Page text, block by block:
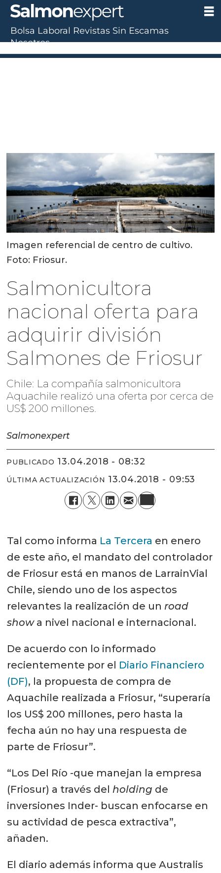
Imagen referencial de centro de cultivo.
Foto: Friosur.
Salmonicultora
nacional oferta para
adquirir división
Salmones de Friosur
Chile: La compañía salmonicultora
Aquachile realizó una oferta por cerca de
US$ 200 millones.
Salmonexpert
PUBLICADO 13.04.2018 - 08:32
ÚLTIMA ACTUALIZACIÓN 13.04.2018 - 09:53
Tal como informa La Tercera en enero
de este año, el mandato del controlador
de Friosur está en manos de LarrainVial
Chile, siendo uno de los aspectos
relevantes la realización de un road
showa nivel nacional e internacional.
De acuerdo con lo informado
recientemente por el Diario Financiero
(DF), la propuesta de compra de
Aquachile realizada a Friosur, “superaría
los US$ 200 millones, pero hasta la
fecha aún no hay una respuesta de
parte de Friosur”.
“Los Del Río -que manejan la empresa
(Friosur) a través del holding de
inversiones Inder- buscan enfocarse en
su actividad de pesca extractiva”,
añaden.
El diario además informa que Australis
Bolsa Laboral Revistas Sin Escamas
Nosotros